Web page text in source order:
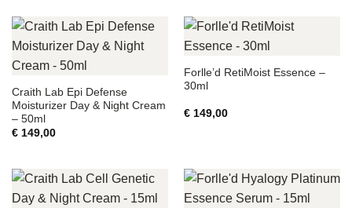
Craith Lab Epi Defense
Moisturizer Day & Night Cream
– 50ml
€149,00
Forlle’d RetiMoist Essence –
30ml
€149,00